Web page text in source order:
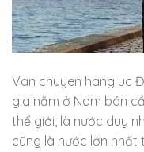
Van chuyen hang uc
gia nằm ở Nam bán
thế giới, là nước duy
cũng là nước lớn nhất